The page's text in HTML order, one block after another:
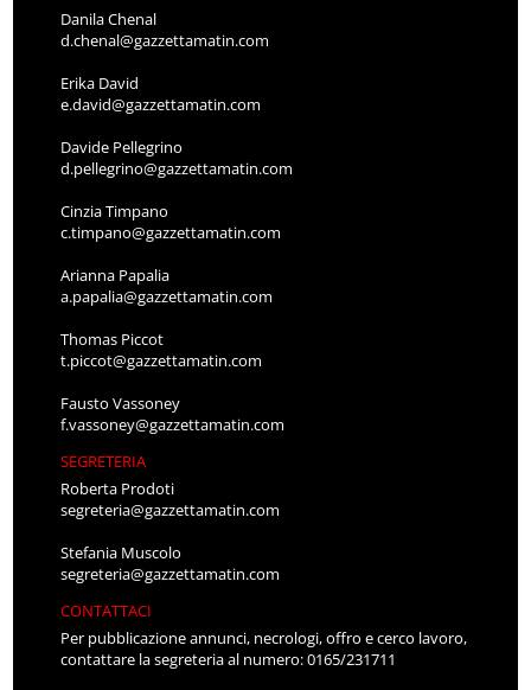
Danila Chenal
d.chenal@gazzettamatin.com
Erika David
e.david@gazzettamatin.com
Davide Pellegrino
d.pellegrino@gazzettamatin.com
Cinzia Timpano
c.timpano@gazzettamatin.com
Arianna Papalia
a.papalia@gazzettamatin.com
Thomas Piccot
t.piccot@gazzettamatin.com
Fausto Vassoney
f.vassoney@gazzettamatin.com
SEGRETERIA
Roberta Prodoti
segreteria@gazzettamatin.com
Stefania Muscolo
segreteria@gazzettamatin.com
CONTATTACI
Per pubblicazione annunci, necrologi, offro e cerco lavoro,
contattare la segreteria al numero: 0165/231711